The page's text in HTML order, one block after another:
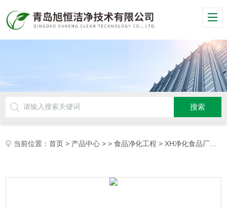
当前位置：首页 > 产品中心 > >食品净化工程 > XH净化食品厂公司